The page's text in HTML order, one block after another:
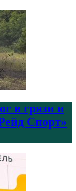
в грязи и
Спорт»